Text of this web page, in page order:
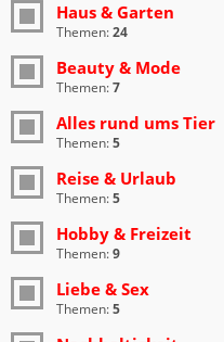
Haus & Garten
Themen:24
Beauty & Mode
Themen:7
Alles rund ums Tier
Themen:5
Reise & Urlaub
Themen:5
Hobby & Freizeit
Themen:9
Liebe & Sex
Themen:5